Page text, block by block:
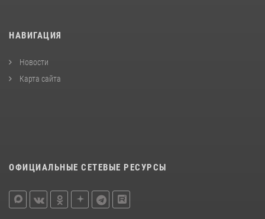
НАВИГАЦИЯ
Новости
Карта сайта
ОФИЦИАЛЬНЫЕ СЕТЕВЫЕ РЕСУРСЫ